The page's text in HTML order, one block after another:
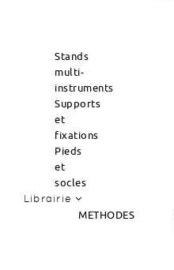
Stands
multi-
instruments
Supports
et
fixations
Pieds
et
socles
Librairie
METHODES